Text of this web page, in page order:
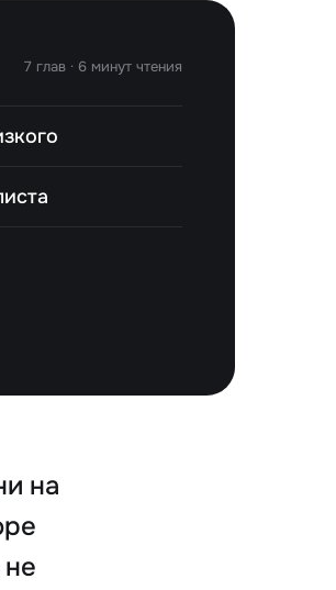
7 глав · 6 минут чтения
на